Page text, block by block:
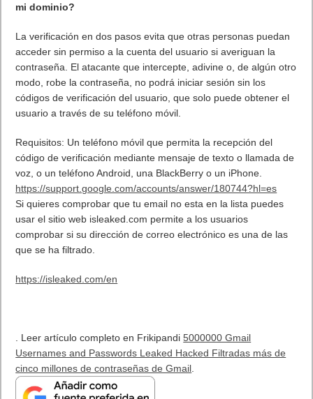
mi dominio?
La verificación en dos pasos evita que otras personas puedan
acceder sin permiso a la cuenta del usuario si averiguan la
contraseña. El atacante que intercepte, adivine o, de algún otro
modo, robe la contraseña, no podrá iniciar sesión sin los
códigos de verificación del usuario, que solo puede obtener el
usuario a través de su teléfono móvil.
Requisitos: Un teléfono móvil que permita la recepción del
código de verificación mediante mensaje de texto o llamada de
voz, o un teléfono Android, una BlackBerry o un iPhone.
https://support.google.com/accounts/answer/180744?hl=es
Si quieres comprobar que tu email no esta en la lista puedes
usar el sitio web isleaked.com permite a los usuarios
comprobar si su dirección de correo electrónico es una de las
que se ha filtrado.
https://isleaked.com/en
. Leer artículo completo en Frikipandi5000000 Gmail
Usernames and Passwords Leaked Hacked Filtradas más de
cinco millones de contraseñas de Gmail